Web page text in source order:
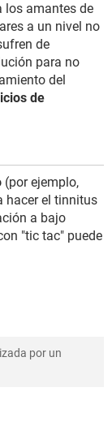
los amantes de
a un nivel no
de
para no
del
de
(por ejemplo,
hacer el tinnitus
a bajo
"tic tac" puede
por un